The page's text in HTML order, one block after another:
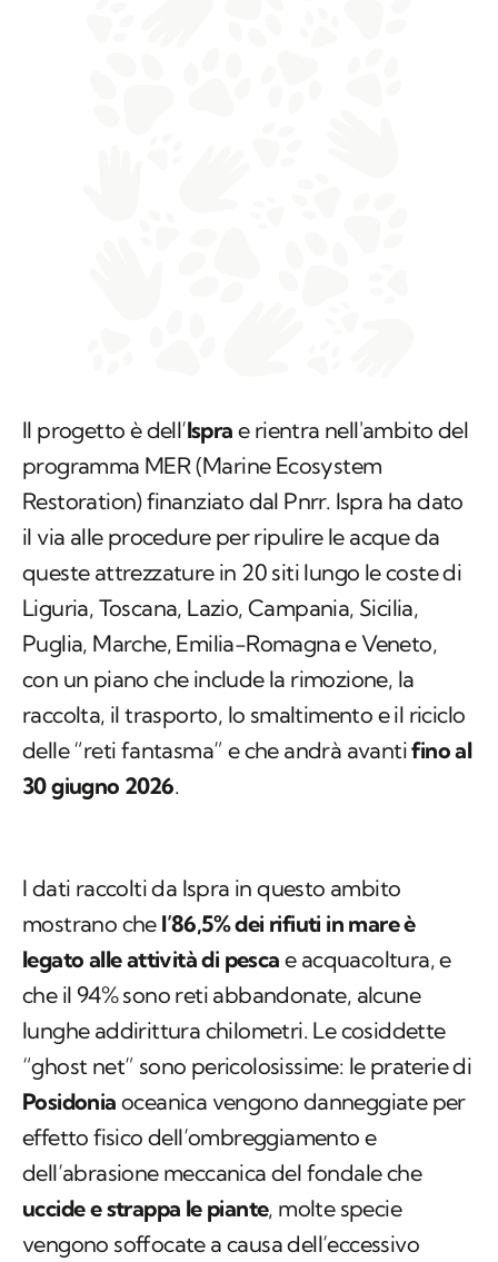
Il progetto è dell’Ispra e rientra nell'ambito del
programma MER (Marine Ecosystem
Restoration) finanziato dal Pnrr. Ispra ha dato
il via alle procedure per ripulire le acque da
queste attrezzature in 20 siti lungo le coste di
Liguria, Toscana, Lazio, Campania, Sicilia,
Puglia, Marche, Emilia-Romagna e Veneto,
con un piano che include la rimozione, la
raccolta, il trasporto, lo smaltimento e il riciclo
delle “reti fantasma” e che andrà avantifino al
30 giugno 2026.
I dati raccolti da Ispra in questo ambito
mostrano chel’86,5% dei rifiuti in mare è
legato alle attività di pesca e acquacoltura, e
che il 94% sono reti abbandonate, alcune
lunghe addirittura chilometri. Le cosiddette
“ghost net” sono pericolosissime: le praterie di
Posidonia oceanica vengono danneggiate per
effetto fisico dell’ombreggiamento e
dell’abrasione meccanica del fondale che
uccide e strappa le piante, molte specie
vengono soffocate a causa dell’eccessivo